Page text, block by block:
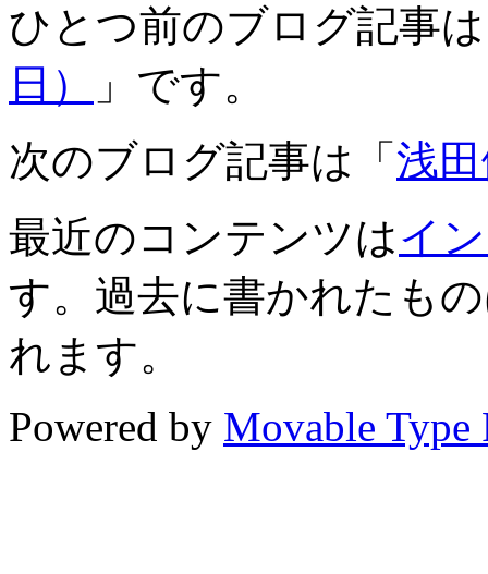
ひとつ前のブログ記事
日）
」です。
次のブログ記事は「 浅
最近のコンテンツはイ
す。過去に書かれたも
れます。
Powered by Movable Type